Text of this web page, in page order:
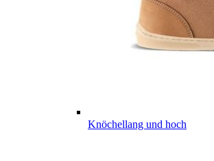
Knöchellang und hoch